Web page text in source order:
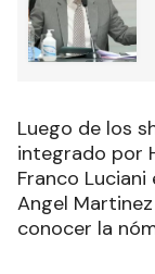
Luego de los
integrado por
Franco Luciani
Angel
conocer la